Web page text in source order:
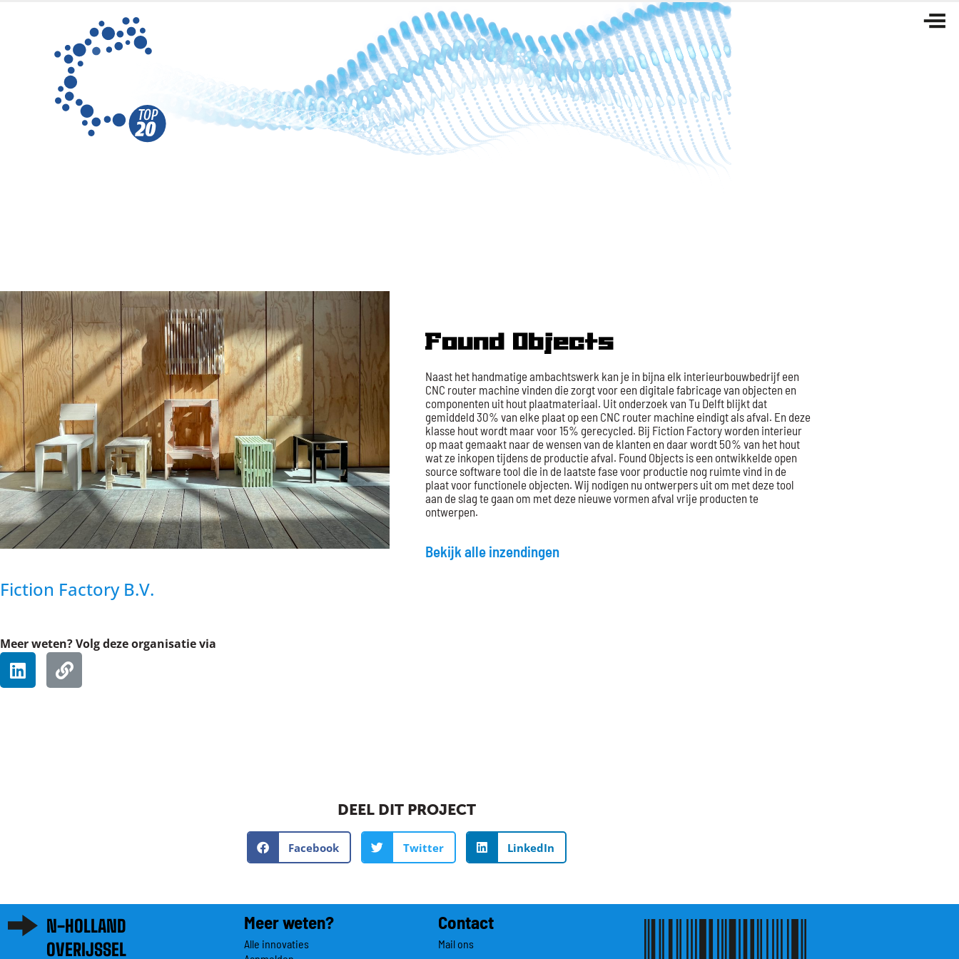
Fiction Factory B.V.
Meer weten? Volg deze organisatie via
Found Objects
Naast het handmatige ambachtswerk kan je in bijna elk interieurbouwbedrijf een
CNC router machine vinden die zorgt voor een digitale fabricage van objecten en
componenten uit hout plaatmateriaal. Uit onderzoek van Tu Delft blijkt dat
gemiddeld 30% van elke plaat op een CNC router machine eindigt als afval. En deze
klasse hout wordt maar voor 15% gerecycled. Bij Fiction Factory worden interieur
op maat gemaakt naar de wensen van de klanten en daar wordt 50% van het hout
wat ze inkopen tijdens de productie afval. Found Objects is een ontwikkelde open
source software tool die in de laatste fase voor productie nog ruimte vind in de
plaat voor functionele objecten. Wij nodigen nu ontwerpers uit om met deze tool
aan de slag te gaan om met deze nieuwe vormen afval vrije producten te
ontwerpen.
Bekijk alle inzendingen
DEEL DIT PROJECT
Facebook Twitter LinkedIn
N-HOLLAND
OVERIJSSEL
Meer weten?
Alle innovaties
Contact
Mail ons